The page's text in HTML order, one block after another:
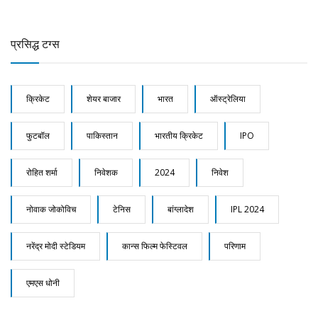
प्रसिद्ध टग्स
क्रिकेट शेयर बाजार भारत ऑस्ट्रेलिया
फुटबॉल पाकिस्तान भारतीय क्रिकेट IPO
रोहित शर्मा निवेशक 2024 निवेश
नोवाक जोकोविच टेनिस बांग्लादेश IPL 2024
नरेंद्र मोदी स्टेडियम कान्स फिल्म फेस्टिवल परिणाम
एमएस धोनी